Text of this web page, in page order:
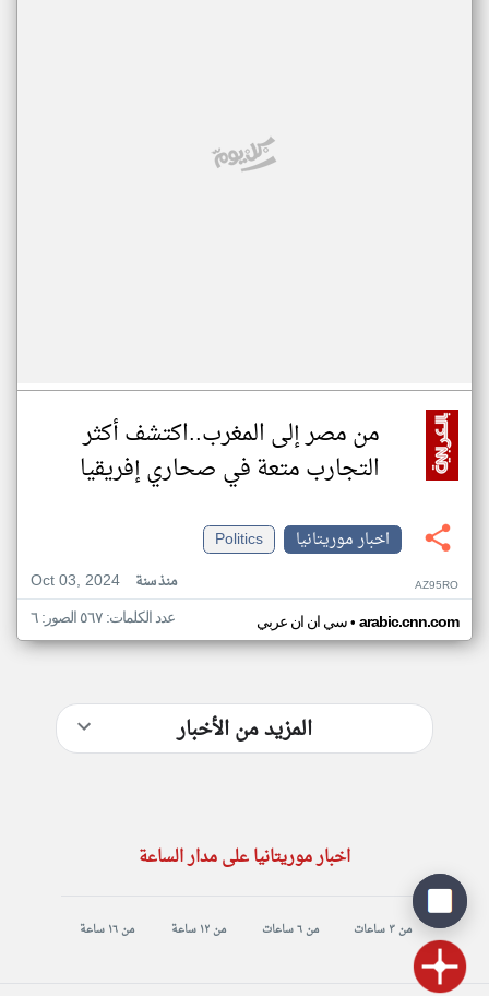
من مصر إلى المغرب..اكتشف أكثر
التجارب متعة في صحاري إفريقيا
اخبار موريتانيا
Politics
Oct 03, 2024
منذ سنة AZ95RO
سي ان ان عربي• arabic.cnn.com عدد الكلمات: ٥٦٧ الصور: ٦
المزيد من الأخبار
اخبار موريتانيا على مدار الساعة
من ٣ ساعات من ٦ ساعات من ١٢ ساعة من ١٦ ساعة